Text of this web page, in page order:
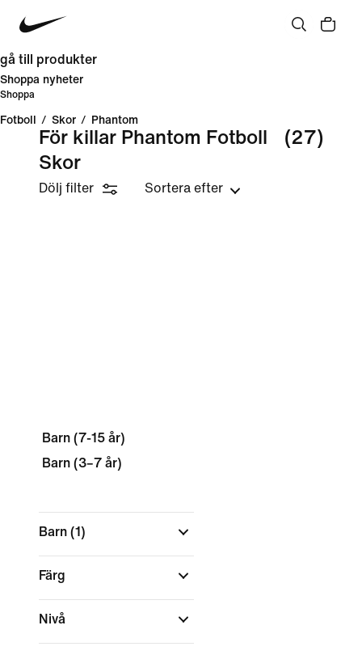
gå till produkter
Shoppa nyheter
Shoppa
Fotboll / Skor / Phantom
För killar Phantom Fotboll
Skor
(27)
Dölj filter Sortera efter
Barn (7-15 år)
Barn (3–7 år)
Barn (1)
Färg
Nivå